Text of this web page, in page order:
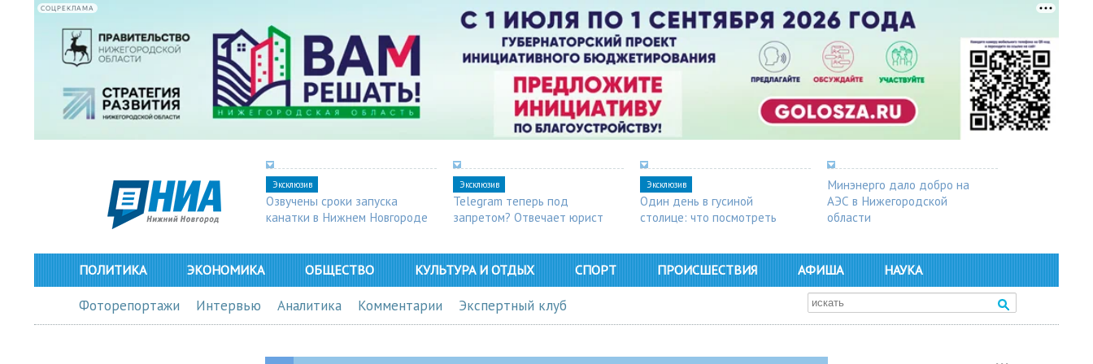
СОЦРЕКЛАМА
Эксклюзив
Озвучены сроки запуска
канатки в Нижнем Новгороде
Эксклюзив
Telegram теперь под
запретом? Отвечает юрист
Эксклюзив
Один день в гусиной
столице: что посмотреть
Минэнерго дало добро на
АЭС в Нижегородской
области
ПОЛИТИКА ЭКОНОМИКА ОБЩЕСТВО КУЛЬТУРА И ОТДЫХ СПОРТ ПРОИСШЕСТВИЯ АФИША НАУКА
Фоторепортажи Интервью Аналитика Комментарии Экспертный клуб